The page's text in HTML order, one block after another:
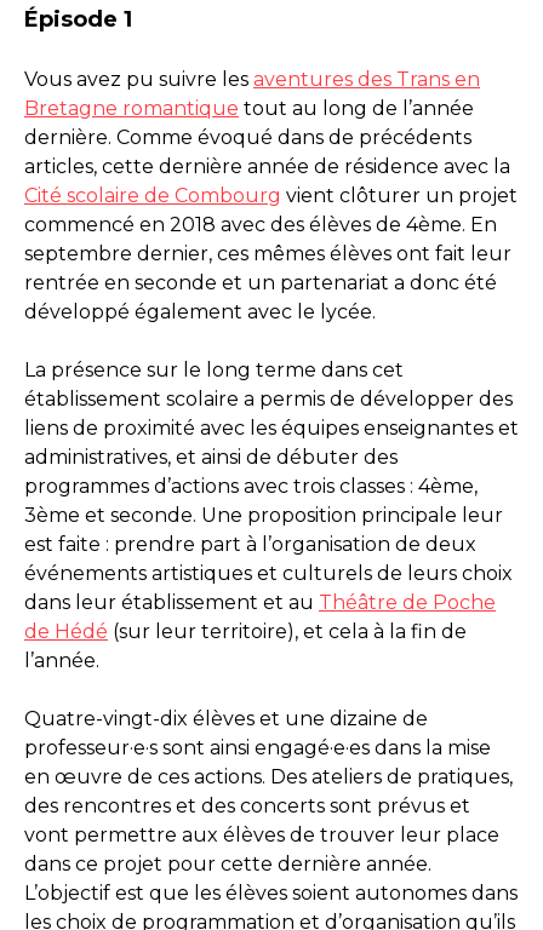
Épisode 1
Vous avez pu suivre les aventures des Trans en
Bretagne romantique tout au long de l’année
dernière. Comme évoqué dans de précédents
articles, cette dernière année de résidence avec la
Cité scolaire de Combourg vient clôturer un projet
commencé en 2018 avec des élèves de 4ème. En
septembre dernier, ces mêmes élèves ont fait leur
rentrée en seconde et un partenariat a donc été
développé également avec le lycée.
La présence sur le long terme dans cet
établissement scolaire a permis de développer des
liens de proximité avec les équipes enseignantes et
administratives, et ainsi de débuter des
programmes d’actions avec trois classes : 4ème,
3ème et seconde. Une proposition principale leur
est faite : prendre part à l’organisation de deux
événements artistiques et culturels de leurs choix
dans leur établissement et au Théâtre de Poche
de Hédé (sur leur territoire), et cela à la fin de
l’année.
Quatre-vingt-dix élèves et une dizaine de
professeur·e·s sont ainsi engagé·e·es dans la mise
en œuvre de ces actions. Des ateliers de pratiques,
des rencontres et des concerts sont prévus et
vont permettre aux élèves de trouver leur place
dans ce projet pour cette dernière année.
L’objectif est que les élèves soient autonomes dans
les choix de programmation et d’organisation qu’ils